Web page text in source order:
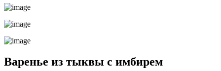
Варенье из тыквы с имбирем